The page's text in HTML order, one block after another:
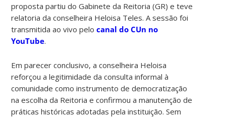
proposta partiu do Gabinete da Reitoria (GR) e teve
relatoria da conselheira Heloisa Teles. A sessão foi
transmitida ao vivo pelocanal do CUn no
YouTube.
Em parecer conclusivo, a conselheira Heloisa
reforçou a legitimidade da consulta informal à
comunidade como instrumento de democratização
na escolha da Reitoria e confirmou a manutenção de
práticas históricas adotadas pela instituição. Sem